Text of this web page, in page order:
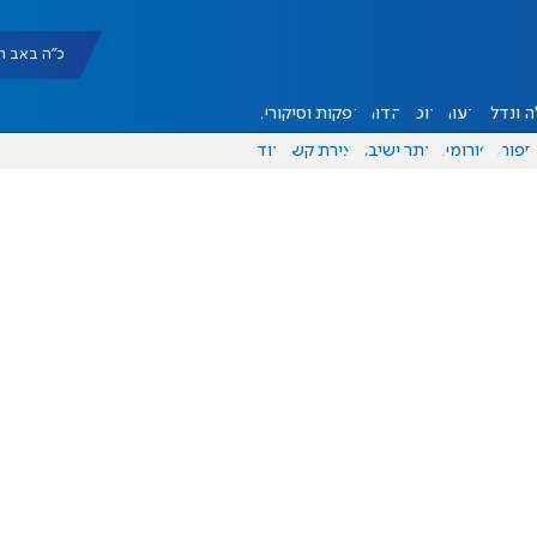
כ"ה באב תשפ"ו
ונדל"ן דעות אוכל יהדות הפקות וסיקורים
ספורט פורומים אתר ישיבה יצירת קשר עוד